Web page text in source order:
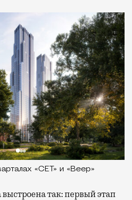
«СЕТ» и «Веер»
так: первый этап